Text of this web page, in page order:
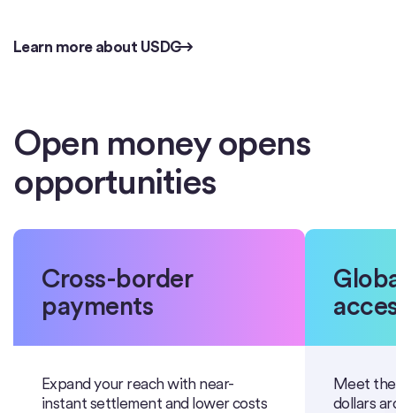
Learn more about USDC
Open money opens
opportunities
Cross-border
payments
Expand your reach with near-
instant settlement and lower costs
Meet the
dollars